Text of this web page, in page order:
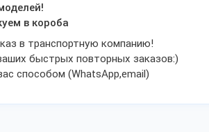
в короба
в транспортную компанию!
быстрых повторных заказов:)
способом (WhatsApp,email)